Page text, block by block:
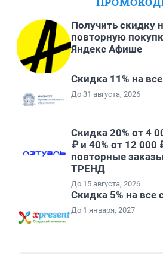
Получить скидку
повторную
Яндекс Афише
Скидка 11% на
До 31 августа, 2026
Скидка 20% от 4
₽ и 40% от 12 000
повторные
ТРЕНД
До 15 августа, 2026
Скидка 5% на все
До 1 января, 2027